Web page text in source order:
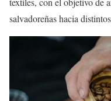
salvadoreñas hacia